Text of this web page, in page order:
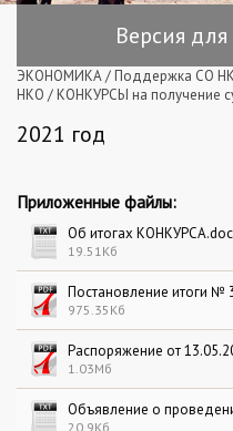
Версия
ЭКОНОМИКА/ Поддержка СО
НКО / КОНКУРСЫ на получение
2021 год
Приложенные файлы:
Об итогах
19.51Кб
Постановление итоги №
975.35Кб
Распоряжение от
1.03Мб
Объявление о
20.9Кб